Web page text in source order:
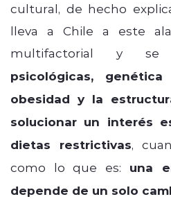
cultural, de hecho
lleva a Chile a este
multifactorial y
psicológicas,
obesidad y la
solucionar un interés
dietas restrictivas,
como lo que es: una
depende de un solo